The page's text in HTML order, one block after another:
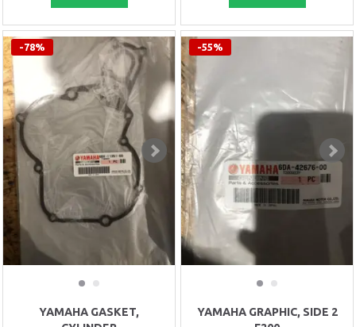
-78%
YAMAHA GASKET,
-55%
YAMAHA GRAPHIC, SIDE 2